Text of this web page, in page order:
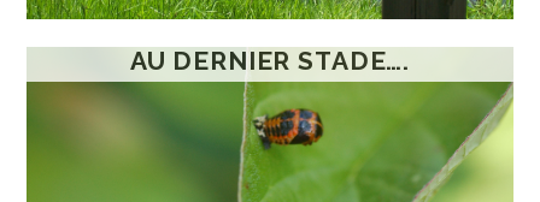
AU DERNIER STADE….